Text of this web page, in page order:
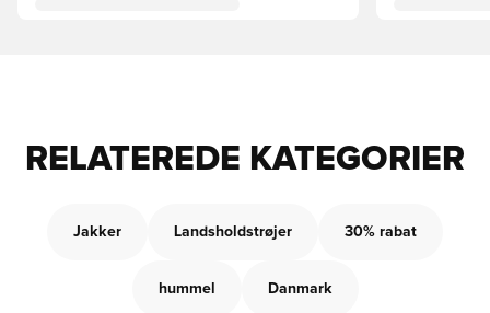
RELATEREDE KATEGORIER
Jakker Landsholdstrøjer 30% rabat
hummel Danmark